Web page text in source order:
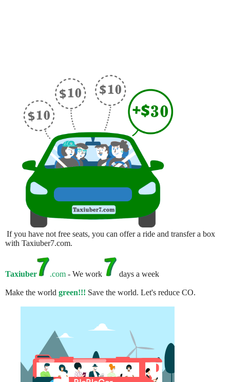
If you have not free seats, you can offer a ride and transfer a box
with Taxiuber7.com.
Taxiuber .com - We work days a week
Make the world green!!! Save the world. Let's reduce CO.